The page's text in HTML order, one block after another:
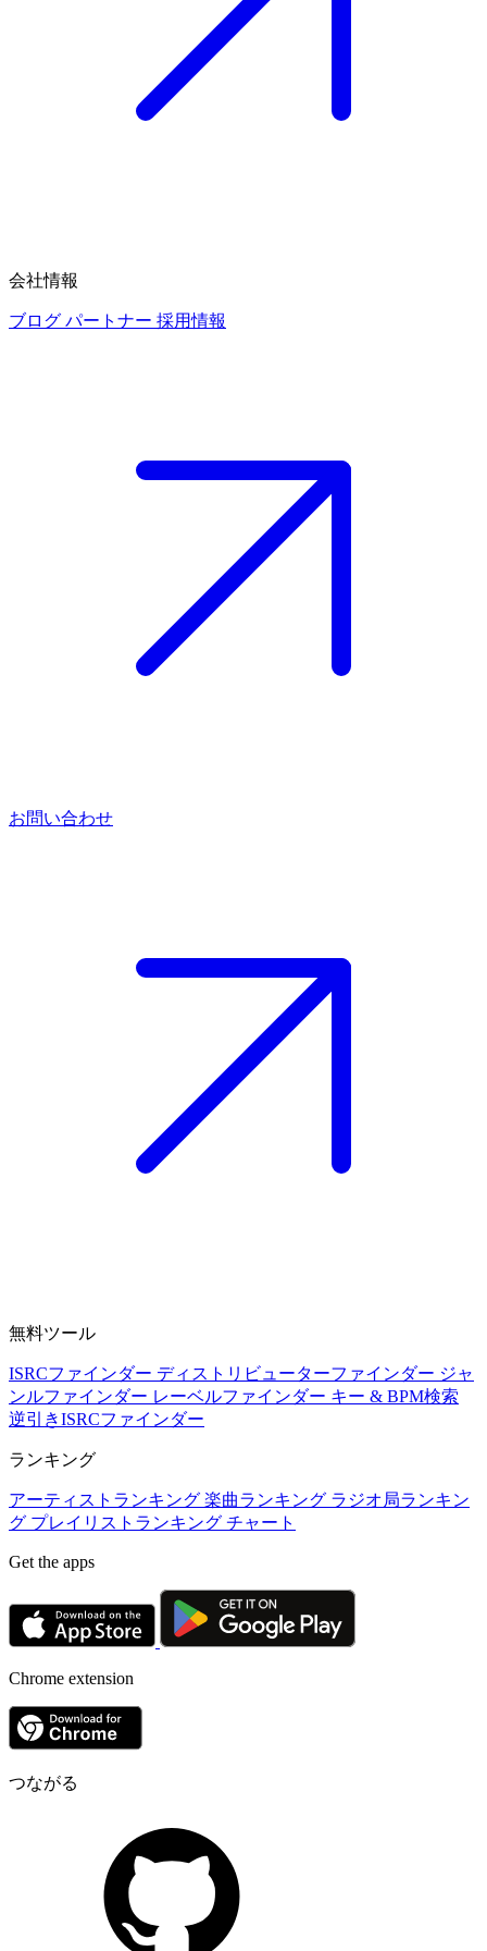
会社情報
ブログ パートナー 採用情報
お問い合わせ
無料ツール
ISRCファインダー ディストリビューターファインダー ジャ
ンルファインダー レーベルファインダー キー & BPM検索
逆引きISRCファインダー
ランキング
アーティストランキング 楽曲ランキング ラジオ局ランキン
グ プレイリストランキング チャート
Get the apps
Chrome extension
つながる